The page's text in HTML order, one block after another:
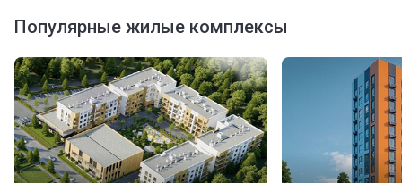
Популярные жилые комплексы